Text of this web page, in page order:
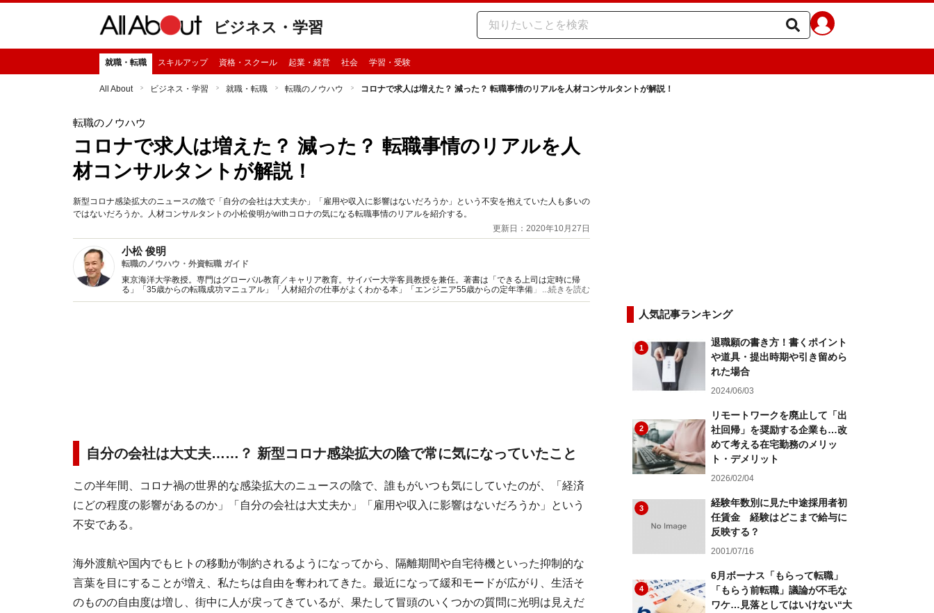
ビジネス・学習
就職・転職 スキルアップ 資格・スクール 起業・経営 社会 学習・受験
All About ビジネス・学習 就職・転職 転職のノウハウ コロナで求人は増えた？ 減った？ 転職事情のリアルを人材コンサルタントが解説！
転職のノウハウ
コロナで求人は増えた？ 減った？ 転職事情のリアルを人
材コンサルタントが解説！
新型コロナ感染拡大のニュースの陰で「自分の会社は大丈夫か」「雇用や収入に影響はないだろうか」という不安を抱えていた人も多いの
ではないだろうか。人材コンサルタントの小松俊明がwithコロナの気になる転職事情のリアルを紹介する。
更新日：2020年10月27日
小松 俊明
転職のノウハウ・外資転職 ガイド
東京海洋大学教授。専門はグローバル教育／キャリア教育。サイバー大学客員教授を兼任。著書は「できる上司は定時に帰
る」「35歳からの転職成功マニュアル」「人材紹介の仕事がよくわかる本」「エンジニア55歳からの定年準備」他。元ヘッ
ドハンターで企業の採用事情に詳しい。
...続きを読む
自分の会社は大丈夫……？ 新型コロナ感染拡大の陰で常に気になっていたこと
この半年間、コロナ禍の世界的な感染拡大のニュースの陰で、誰もがいつも気にしていたのが、「経済
にどの程度の影響があるのか」「自分の会社は大丈夫か」「雇用や収入に影響はないだろうか」という
不安である。
海外渡航や国内でもヒトの移動が制約されるようになってから、隔離期間や自宅待機といった抑制的な
言葉を目にすることが増え、私たちは自由を奪われてきた。最近になって緩和モードが広がり、生活そ
のものの自由度は増し、街中に人が戻ってきているが、果たして冒頭のいくつかの質問に光明は見えだ
人気記事ランキング
1
退職願の書き方！書くポイント
や道具・提出時期や引き留めら
れた場合
2024/06/03
2
リモートワークを廃止して「出
社回帰」を奨励する企業も…改
めて考える在宅勤務のメリッ
ト・デメリット
2026/02/04
3
経験年数別に見た中途採用者初
任賃金 経験はどこまで給与に
反映する？
2001/07/16
4
6月ボーナス「もらって転職」
「もらう前転職」議論が不毛な
ワケ…見落としてはいけない“大